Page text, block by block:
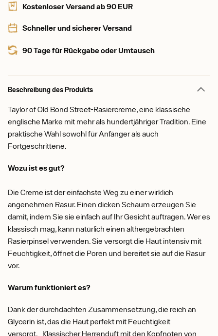
Kostenloser Versand ab 90 EUR
Schneller und sicherer Versand
90 Tage für Rückgabe oder Umtausch
Beschreibung des Produkts
Taylor of Old Bond Street-Rasiercreme, eine klassische
englische Marke mit mehr als hundertjähriger Tradition. Eine
praktische Wahl sowohl für Anfänger als auch
Fortgeschrittene.
Wozu ist es gut?
Die Creme ist der einfachste Weg zu einer wirklich
angenehmen Rasur. Einen dicken Schaum erzeugen Sie
damit, indem Sie sie einfach auf Ihr Gesicht auftragen. Wer es
klassisch mag, kann natürlich einen althergebrachten
Rasierpinsel verwenden. Sie versorgt die Haut intensiv mit
Feuchtigkeit, öffnet die Poren und bereitet sie auf die Rasur
vor.
Warum funktioniert es?
Dank der durchdachten Zusammensetzung, die reich an
Glycerin ist, das die Haut perfekt mit Feuchtigkeit
versorgt. Klassischer Herrenduft mit den Kopfnoten von